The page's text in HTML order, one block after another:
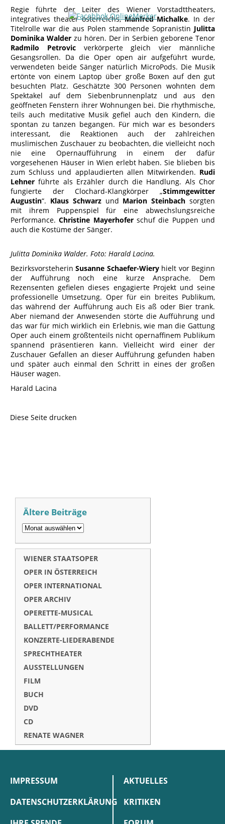
Regie führte der Leiter des Wiener Vorstadttheaters,
integratives theater österreichs,Manfred Michalke. In der
Titelrolle war die aus Polen stammende Sopranistin Julitta
Dominika Walderzu hören. Der in Serbien geborene Tenor
Radmilo Petrovicverkörperte gleich vier männliche
Gesangsrollen. Da die Oper open air aufgeführt wurde,
verwendeten beide Sänger natürlich MicroPods. Die Musik
ertönte von einem Laptop über große Boxen auf den gut
besuchten Platz. Geschätzte 300 Personen wohnten dem
Spektakel auf dem Siebenbrunnenplatz und aus den
geöffneten Fenstern ihrer Wohnungen bei. Die rhythmische,
teils auch meditative Musik gefiel auch den Kindern, die
spontan zu tanzen begangen. Für mich war es besonders
interessant, die Reaktionen auch der zahlreichen
muslimischen Zuschauer zu beobachten, die vielleicht noch
nie eine Opernaufführung in einem der dafür
vorgesehenen Häuser in Wien erlebt haben. Sie blieben bis
zum Schluss und applaudierten allen Mitwirkenden. Rudi
Lehner führte als Erzähler durch die Handlung. Als Chor
fungierte der Clochard-Klangkörper „Stimmgewitter
Augustin“. Klaus Schwarzund Marion Steinbach sorgten
mit ihrem Puppenspiel für eine abwechslungsreiche
Performance.Christine Mayerhoferschuf die Puppen und
auch die Kostüme der Sänger.
Julitta Dominika Walder. Foto: Harald Lacina.
BezirksvorsteherinSusanne Schaefer-Wieryhielt vor Beginn
der Aufführung noch eine kurze Ansprache. Dem
Rezensenten gefielen dieses engagierte Projekt und seine
professionelle Umsetzung. Oper für ein breites Publikum,
das während der Aufführung auch Eis aß oder Bier trank.
Aber niemand der Anwesenden störte die Aufführung und
das war für mich wirklich ein Erlebnis, wie man die Gattung
Oper auch einem größtenteils nicht opernaffinem Publikum
spannend präsentieren kann. Vielleicht wird einer der
Zuschauer Gefallen an dieser Aufführung gefunden haben
und später auch einmal den Schritt in eines der großen
Häuser wagen.
Harald Lacina
Diese Seite drucken
Ältere Beiträge
WIENER STAATSOPER
OPER IN ÖSTERREICH
OPER INTERNATIONAL
OPER ARCHIV
OPERETTE-MUSICAL
BALLETT/PERFORMANCE
KONZERTE-LIEDERABENDE
SPRECHTHEATER
AUSSTELLUNGEN
FILM
BUCH
DVD
CD
RENATE WAGNER
IMPRESSUM
DATENSCHUTZERKLÄRUNG
AKTUELLES
KRITIKEN